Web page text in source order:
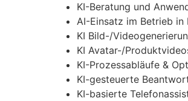
KI-Beratung und
AI-Einsatz im Betrieb in
KI Bild-/
KI Avatar-/
KI-Prozessabläufe &
KI-gesteuerte
KI-basierte